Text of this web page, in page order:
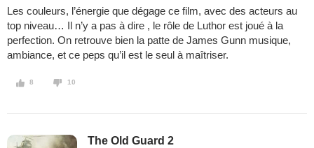
Les couleurs, l’énergie que dégage ce film, avec des acteurs au
top niveau… Il n’y a pas à dire , le rôle de Luthor est joué à la
perfection. On retrouve bien la patte de James Gunn musique,
ambiance, et ce peps qu’il est le seul à maîtriser.
8 10
The Old Guard 2